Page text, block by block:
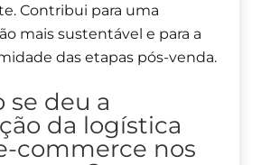
Contribui para uma
mais sustentável e para a
das etapas pós-venda.
se deu a
da logística
commerce nos